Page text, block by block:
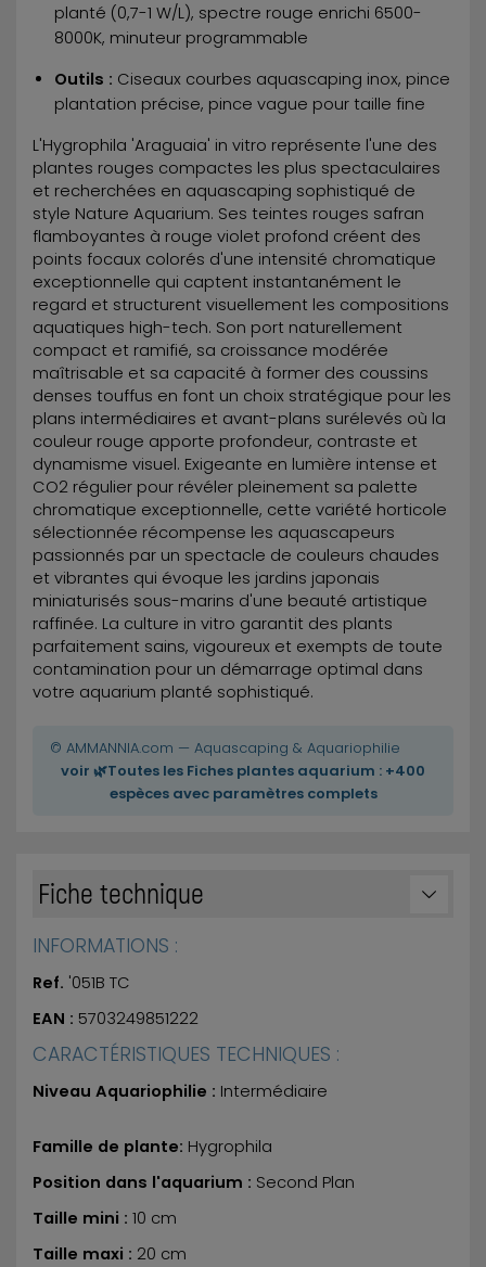
planté (0,7-1 W/L), spectre rouge enrichi 6500-
8000K, minuteur programmable
Outils : Ciseaux courbes aquascaping inox, pince
plantation précise, pince vague pour taille fine
L'Hygrophila 'Araguaia' in vitro représente l'une des
plantes rouges compactes les plus spectaculaires
et recherchées en aquascaping sophistiqué de
style Nature Aquarium. Ses teintes rouges safran
flamboyantes à rouge violet profond créent des
points focaux colorés d'une intensité chromatique
exceptionnelle qui captent instantanément le
regard et structurent visuellement les compositions
aquatiques high-tech. Son port naturellement
compact et ramifié, sa croissance modérée
maîtrisable et sa capacité à former des coussins
denses touffus en font un choix stratégique pour les
plans intermédiaires et avant-plans surélevés où la
couleur rouge apporte profondeur, contraste et
dynamisme visuel. Exigeante en lumière intense et
CO2 régulier pour révéler pleinement sa palette
chromatique exceptionnelle, cette variété horticole
sélectionnée récompense les aquascapeurs
passionnés par un spectacle de couleurs chaudes
et vibrantes qui évoque les jardins japonais
miniaturisés sous-marins d'une beauté artistique
raffinée. La culture in vitro garantit des plants
parfaitement sains, vigoureux et exempts de toute
contamination pour un démarrage optimal dans
votre aquarium planté sophistiqué.
© AMMANNIA.com — Aquascaping & Aquariophilie
voir 🌿Toutes les Fiches plantes aquarium : +400
espèces avec paramètres complets
Fiche technique
INFORMATIONS :
Ref. '051B TC
EAN : 5703249851222
CARACTÉRISTIQUES TECHNIQUES :
Niveau Aquariophilie : Intermédiaire
Famille de plante: Hygrophila
Position dans l'aquarium : Second Plan
Taille mini : 10 cm
Taille maxi : 20 cm